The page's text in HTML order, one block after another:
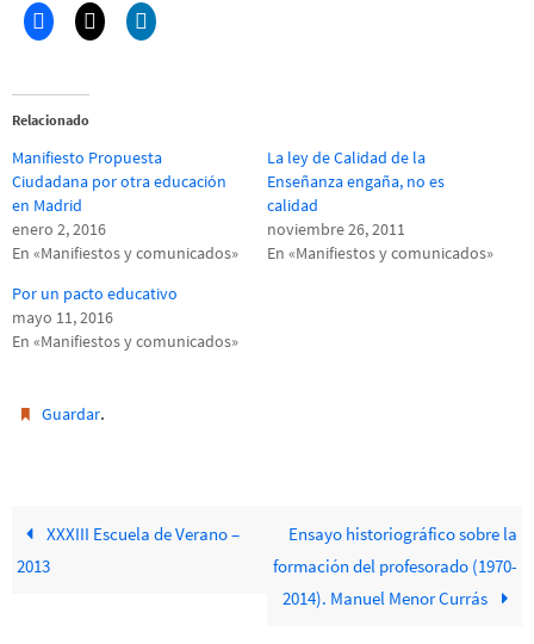
Relacionado
Manifiesto Propuesta
Ciudadana por otra educación
en Madrid
enero 2, 2016
En «Manifiestos y comunicados»
La ley de Calidad de la
Enseñanza engaña, no es
calidad
noviembre 26, 2011
En «Manifiestos y comunicados»
Por un pacto educativo
mayo 11, 2016
En «Manifiestos y comunicados»
Guardar.
XXXIII Escuela de Verano –
2013
Ensayo historiográfico sobre la
formación del profesorado (1970-
2014). Manuel Menor Currás